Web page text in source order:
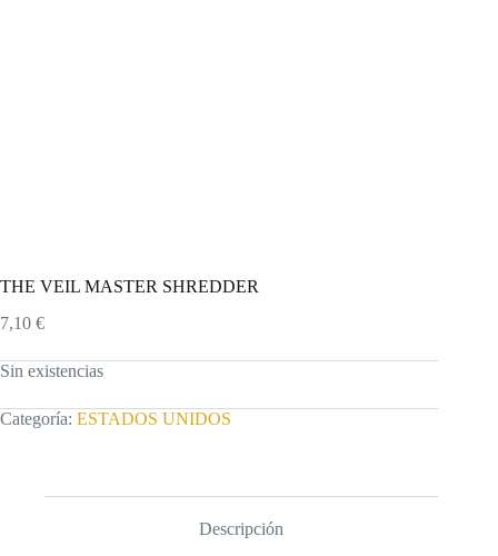
THE VEIL MASTER SHREDDER
7,10 €
Sin existencias
Categoría: ESTADOS UNIDOS
Descripción